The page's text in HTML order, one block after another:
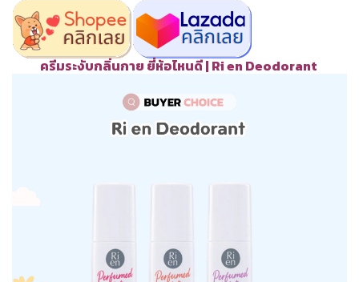
ครีมระงับกลิ่นกาย ยี่ห้อไหนดี | Ri en Deodorant